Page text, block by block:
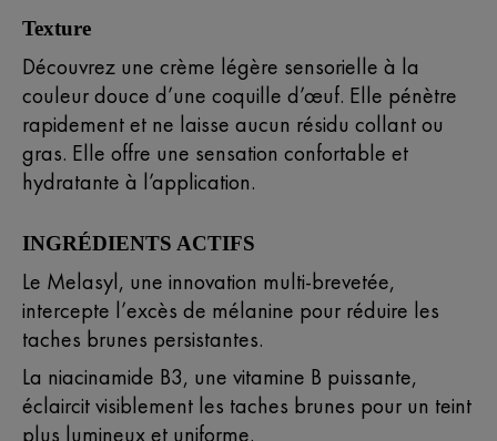
Texture
Découvrez une crème légère sensorielle à la
couleur douce d’une coquille d’œuf. Elle pénètre
rapidement et ne laisse aucun résidu collant ou
gras. Elle offre une sensation confortable et
hydratante à l’application.
INGRÉDIENTS ACTIFS
Le Melasyl, une innovation multi-brevetée,
intercepte l’excès de mélanine pour réduire les
taches brunes persistantes.
La niacinamide B3, une vitamine B puissante,
éclaircit visiblement les taches brunes pour un teint
plus lumineux et uniforme.